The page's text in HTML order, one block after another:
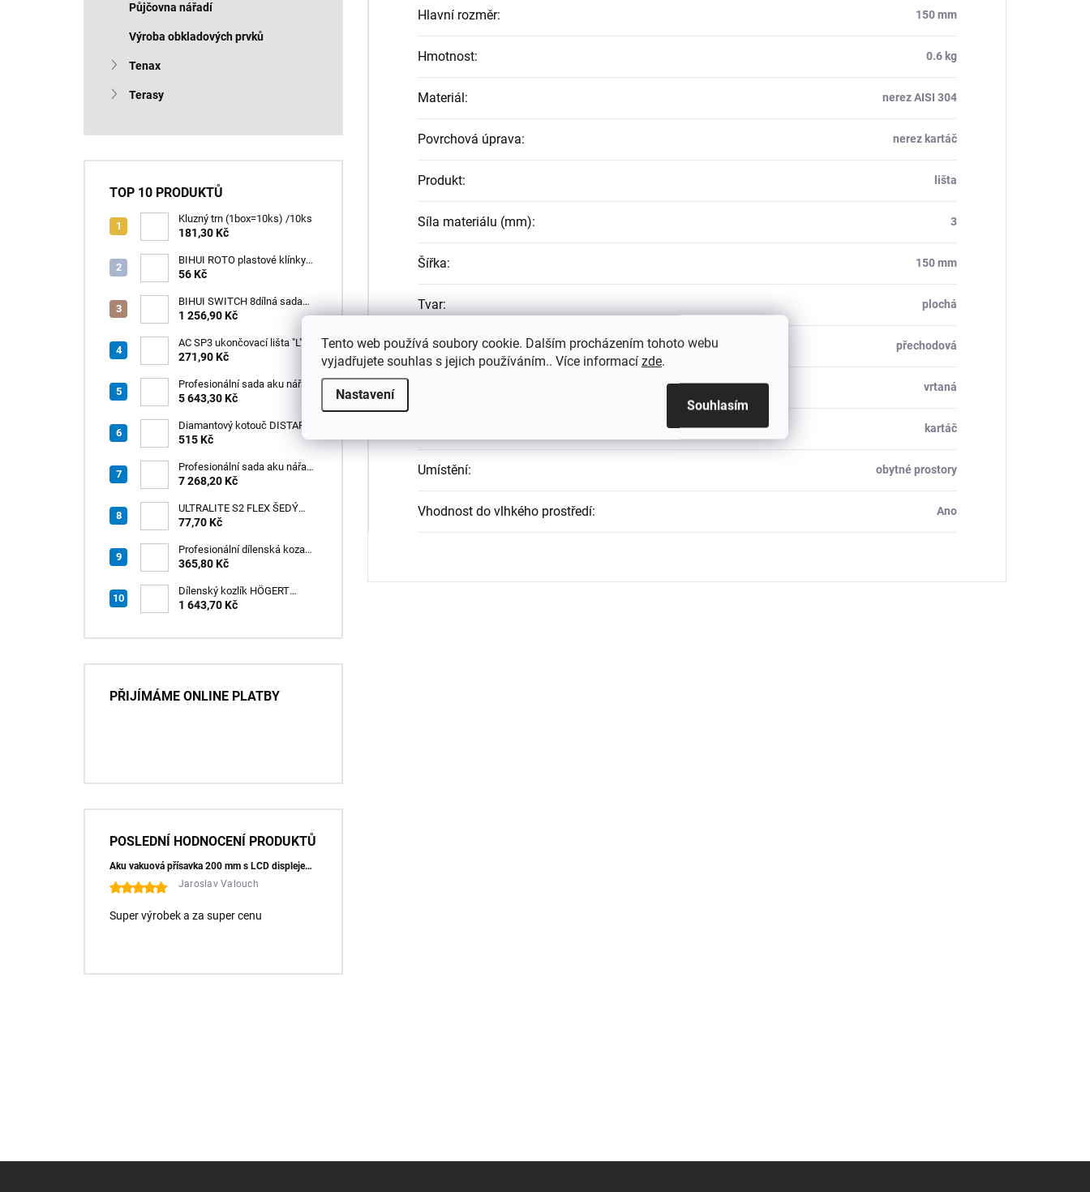
Tento web používá soubory cookie. Dalším procházením tohoto webu
vyjadřujete souhlas s jejich používáním.. Více informací zde.
Nastavení
Souhlasím
Půjčovna nářadí
Výroba obkladových prvků
Tenax
Terasy
TOP 10 PRODUKTŮ
Kluzný trn (1box=10ks) /10ks
181,30 Kč
BIHUI ROTO plastové klínky
1–13 mm – balení 50 ks
56 Kč
BIHUI SWITCH 8dílná sada
zubových hladítek INOX –
boxu
1 256,90 Kč
AC SP3 ukončovací lišta "L",
PREMIUM, hliník elox titan, v:
271,90 Kč
Profesionální sada aku nářadí
3v1 HÖGERT
5 643,30 Kč
Diamantový kotouč DISTAR
GREEN CUT
Z60
515 Kč
Profesionální sada aku nářadí
3v1 20V HÖGERT
7 268,20 Kč
ULTRALITE S2 FLEX ŠEDÝ
/15kg
77,70 Kč
Profesionální dílenská koza
HÖGERT HT7G550
365,80 Kč
Dílenský kozlík HÖGERT
HT7G551
1 643,70 Kč
PŘIJÍMÁME ONLINE PLATBY
POSLEDNÍ HODNOCENÍ PRODUKTŮ
Aku vakuová přísavka 200 mm s LCD displejem (150 kg) - HÖGERT HT3B355
Jaroslav Valouch
Super výrobek a za super cenu
Hlavní rozměr: 150 mm
Hmotnost: 0.6 kg
Materiál: nerez AISI 304
Povrchová úprava: nerez kartáč
Produkt: lišta
Síla materiálu (mm): 3
Šířka: 150 mm
Tvar: plochá
Typ: přechodová
vrtaná
kartáč
Umístění: obytné prostory
Vhodnost do vlhkého prostředí: Ano